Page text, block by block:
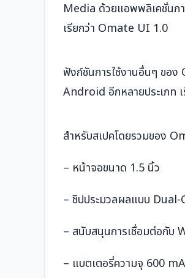
Media ด้วยแอพพลิเคชั่นภ
เรียกว่า Omate UI 1.0
ฟังก์ชันการใช้งานอื่นๆ ขอ
Android อีกหลายประเภท
สำหรับสเปคโดยรวมของ
– หน้าจอขนาด 1.5 นิ้ว
– ชิปประมวลผลแบบ
– สนับสนุนการเชื่อมต่อกับ
– แบตเตอรี่ความจุ 600